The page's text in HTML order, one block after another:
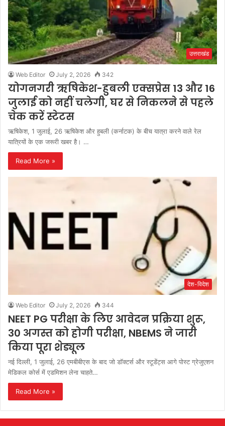
उत्तराखंड
Web Editor July 2, 2026 342
योगनगरी ऋषिकेश-हुबली एक्सप्रेस 13 और 16
जुलाई को नहीं चलेगी, घर से निकलने से पहले
चेक करें स्टेटस
ऋषिकेश, 1 जुलाई, 26 ऋषिकेश और हुबली (कर्नाटक) के बीच यात्रा करने वाले रेल
यात्रियों के एक जरूरी खबर है। …
Read More »
देश-विदेश
Web Editor July 2, 2026 344
NEET PG परीक्षा के लिए आवेदन प्रक्रिया शुरू,
30 अगस्त को होगी परीक्षा, NBEMS ने जारी
किया पूरा शेड्यूल
नई दिल्ली, 1 जुलाई, 26 एमबीबीएस के बाद जो डॉक्टर्स और स्टूडेंट्स आगे पोस्ट ग्रेजुएशन
मेडिकल कोर्स में एडमिशन लेना चाहते…
Read More »